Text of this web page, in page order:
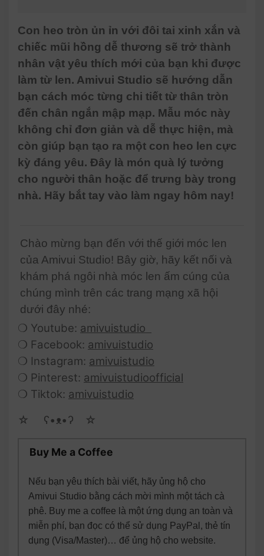
Con heo tròn ủn ỉn với đôi tai xinh xắn và
chiếc mũi hồng dễ thương sẽ trở thành
nhân vật yêu thích mới của bạn khi được
làm từ len. Amivui Studio sẽ hướng dẫn
bạn cách móc từng chi tiết từ thân tròn
đến chân ngắn mập mạp. Mẫu móc này
không chỉ đơn giản và dễ thực hiện, mà
còn giúp bạn tạo ra một con heo len cực
kỳ đáng yêu. Đây là món quà lý tưởng
cho người thân hoặc để trưng bày trong
nhà. Hãy bắt tay vào làm ngay hôm nay!
Chào mừng bạn đến với thế giới móc len
của Amivui Studio! Bây giờ, hãy kết nối và
khám phá ngôi nhà móc len ấm cúng của
chúng mình trên các trang mạng xã hội
dưới đây nhé:
❍ Youtube: amivuistudio
❍ Facebook: amivuistudio
❍ Instagram: amivuistudio
❍ Pinterest: amivuistudioofficial
❍ Tiktok: amivuistudio
☆ゝ ʕ•ᴥ•ʔゝ☆
Buy Me a Coffee
Nếu bạn yêu thích bài viết, hãy ủng hộ cho
Amivui Studio bằng cách mời mình một tách cà
phê. Buy me a coffee là một ứng dụng an toàn và
miễn phí, bạn đọc có thể sử dụng PayPal, thẻ tín
dụng (Visa/Master)… để ủng hộ cho website.